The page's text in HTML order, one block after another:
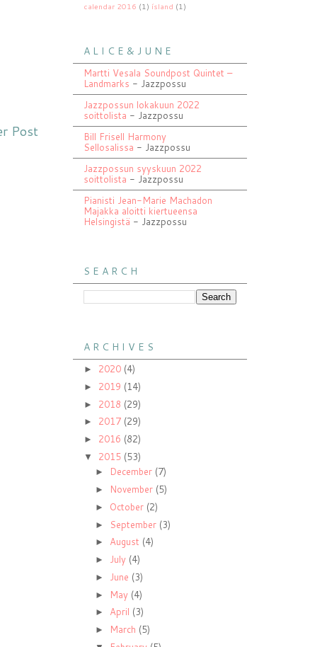
Post
calendar 2016 (1) ísland (1)
A L I C E & J U N E
Martti Vesala Soundpost Quintet –
Landmarks - Jazzpossu
Jazzpossun lokakuun 2022
soittolista - Jazzpossu
Bill Frisell Harmony
Sellosalissa - Jazzpossu
Jazzpossun syyskuun 2022
soittolista - Jazzpossu
Pianisti Jean-Marie Machadon
Majakka aloitti kiertueensa
Helsingistä - Jazzpossu
S E A R C H
A R C H I V E S
► 2020 (4)
► 2019 (14)
► 2018 (29)
► 2017 (29)
► 2016 (82)
▼ 2015 (53)
► December (7)
► November (5)
► October (2)
► September (3)
► August (4)
► July (4)
► June (3)
► May (4)
► April (3)
► March (5)